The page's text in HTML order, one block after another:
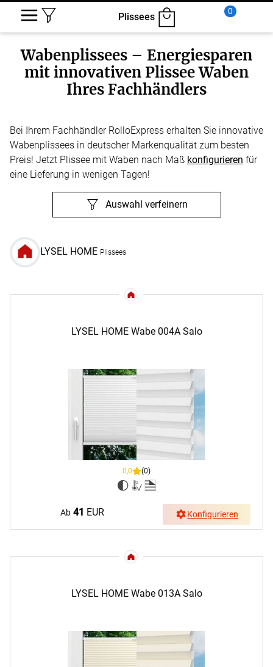
Plissees
0
Wabenplissees – Energiesparen
mit innovativen Plissee Waben
Ihres Fachhändlers
Bei Ihrem Fachhändler RolloExpress erhalten Sie innovative
Wabenplissees in deutscher Markenqualität zum besten
Preis! Jetzt Plissee mit Waben nach Maß konfigurieren für
eine Lieferung in wenigen Tagen!
Auswahl verfeinern
LYSEL HOME Plissees
LYSEL HOME Wabe 004A Salo
0,0 (0)
Ab 41 EUR Konfigurieren
LYSEL HOME Wabe 013A Salo